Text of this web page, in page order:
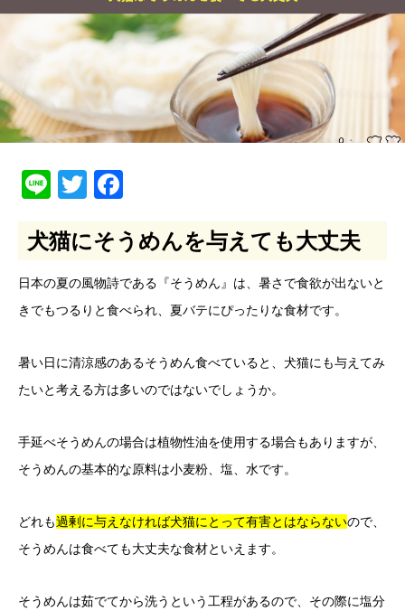
LineTwitter
犬猫にそうめんを与えても大丈夫
日本の夏の風物詩である『そうめん』は、暑さで食欲が出ないと
きでもつるりと食べられ、夏バテにぴったりな食材です。
暑い日に清涼感のあるそうめん食べていると、犬猫にも与えてみ
たいと考える方は多いのではないでしょうか。
手延べそうめんの場合は植物性油を使用する場合もありますが、
そうめんの基本的な原料は小麦粉、塩、水です。
どれも過剰に与えなければ犬猫にとって有害とはならないので、
そうめんは食べても大丈夫な食材といえます。
そうめんは茹でてから洗うという工程があるので、その際に塩分